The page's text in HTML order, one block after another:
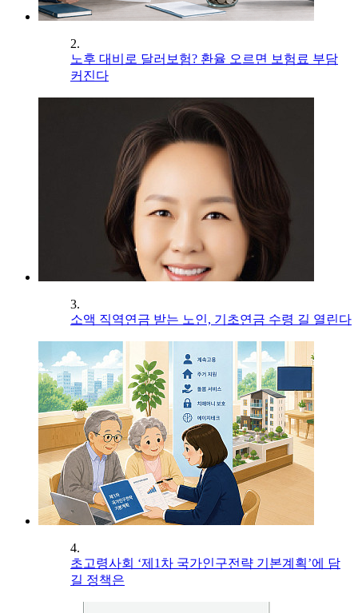
2.
노후 대비로 달러보험? 환율 오르면 보험료 부담
커진다
3.
소액 직역연금 받는 노인, 기초연금 수령 길 열린다
4.
초고령사회 ‘제1차 국가인구전략 기본계획’에 담
길 정책은